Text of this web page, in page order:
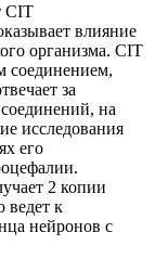
CIT
влияние
организма. CIT
соединением,
за
на
исследования
его
2 копии
ведет к
нейронов с